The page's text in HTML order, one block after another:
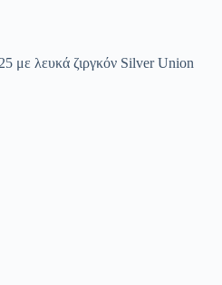
με λευκά ζιργκόν Silver Union